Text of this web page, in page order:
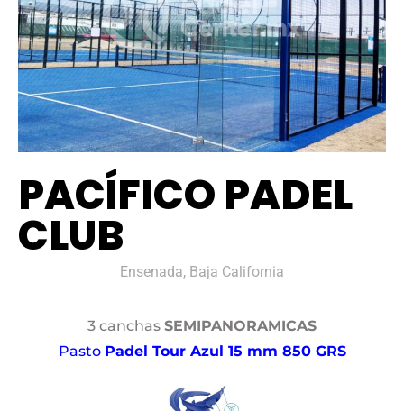
PACÍFICO PADEL
CLUB
Ensenada, Baja California
3 canchas SEMIPANORAMICAS
Pasto Padel Tour Azul 15 mm 850 GRS